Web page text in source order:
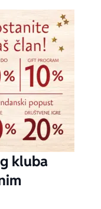
kluba